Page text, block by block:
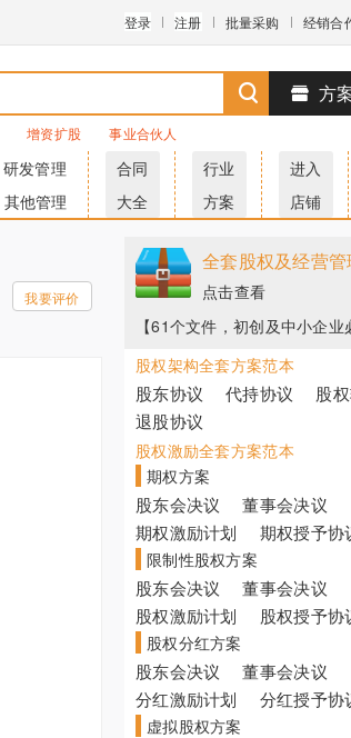
登录 注册 批量采购 经销合
增资扩股 事业合伙人
方
研发管理
其他管理
合同
大全
行业
方案
进入
店铺
我要评价
全套股权及经营
点击查看
【61个文件，初创及中小企业
股权架构全套方案范本
股东协议 代持协议
股
退股协议
股权激励全套方案范本
期权方案
股东会决议
董事会决议
期权激励计划
期权授予协
限制性股权方案
股东会决议
董事会决议
股权激励计划
股权授予协
股权分红方案
股东会决议
董事会决议
分红激励计划
分红授予协
虚拟股权方案